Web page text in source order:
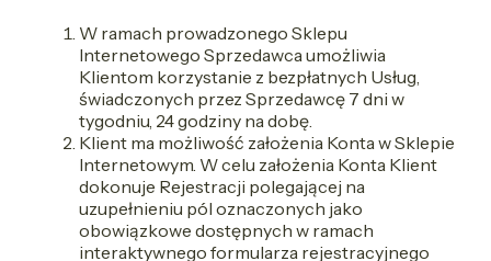
W ramach prowadzonego Sklepu
Internetowego Sprzedawca umożliwia
Klientom korzystanie z bezpłatnych Usług,
świadczonych przez Sprzedawcę 7 dni w
tygodniu, 24 godziny na dobę.
Klient ma możliwość założenia Konta w Sklepie
Internetowym. W celu założenia Konta Klient
dokonuje Rejestracji polegającej na
uzupełnieniu pól oznaczonych jako
obowiązkowe dostępnych w ramach
interaktywnego formularza rejestracyjnego